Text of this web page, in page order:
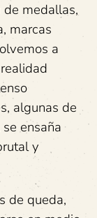
medallas,
marcas
a
algunas de
ensaña
y
de queda,